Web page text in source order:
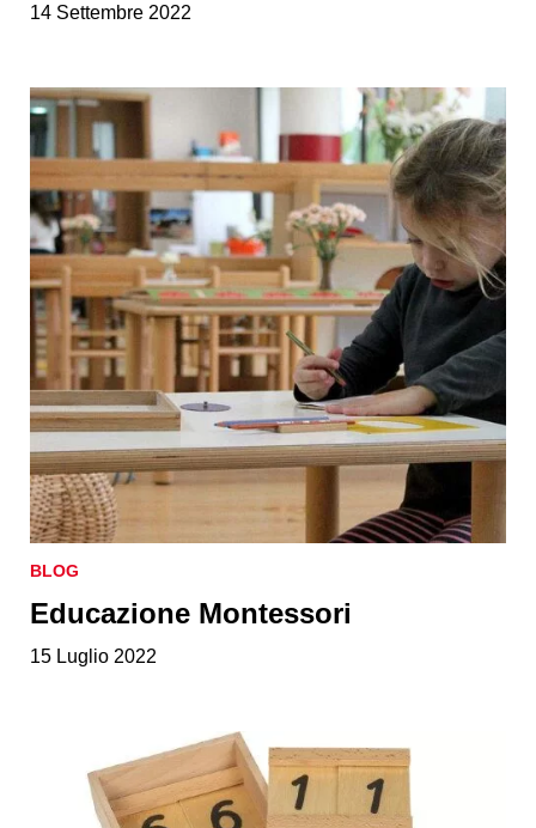
14 Settembre 2022
BLOG
Educazione Montessori
15 Luglio 2022